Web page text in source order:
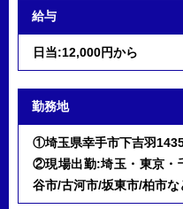
給与
日当:12,000円から
勤務地
①埼玉県幸手市下吉羽
②現場出勤:埼玉・東京・
谷市/古河市/坂東市/柏市な